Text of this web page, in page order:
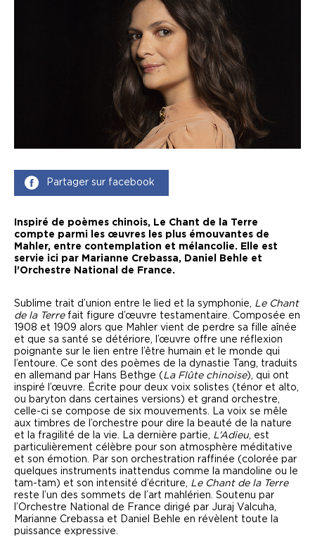
Partager sur facebook
Inspiré de poèmes chinois, Le Chant de la Terre
compte parmi les œuvres les plus émouvantes de
Mahler, entre contemplation et mélancolie. Elle est
servie ici par Marianne Crebassa, Daniel Behle et
l’Orchestre National de France.
Sublime trait d’union entre le lied et la symphonie, Le Chant
de la Terrefait figure d’œuvre testamentaire. Composée en
1908 et 1909 alors que Mahler vient de perdre sa fille aînée
et que sa santé se détériore, l’œuvre offre une réflexion
poignante sur le lien entre l’être humain et le monde qui
l’entoure. Ce sont des poèmes de la dynastie Tang, traduits
en allemand par Hans Bethge (La Flûte chinoise), qui ont
inspiré l’œuvre. Écrite pour deux voix solistes (ténor et alto,
ou baryton dans certaines versions) et grand orchestre,
celle-ci se compose de six mouvements. La voix se mêle
aux timbres de l’orchestre pour dire la beauté de la nature
et la fragilité de la vie. La dernière partie, L’Adieu , est
particulièrement célèbre pour son atmosphère méditative
et son émotion. Par son orchestration raffinée (colorée par
quelques instruments inattendus comme la mandoline ou le
tam-tam) et son intensité d’écriture, Le Chant de la Terre
reste l’un des sommets de l’art mahlérien. Soutenu par
l’Orchestre National de France dirigé par Juraj Valcuha,
Marianne Crebassa et Daniel Behle en révèlent toute la
puissance expressive.